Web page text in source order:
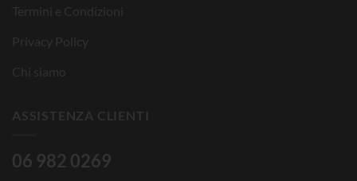
Termini e Condizioni
Privacy Policy
Chi siamo
ASSISTENZA CLIENTI
06 982 0269